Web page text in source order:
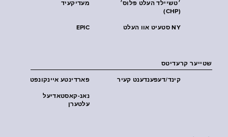
מעדיקעיד
׳טשיילד העלט פּלוס׳
(CHP)
EPIC NY סטעיט אוו העלט
שטייער קרעדיטס
פארדינטע איינקונפט קינד/דעפענדענט קעיר
נאנ-קאסטאדיעל
עלטערן